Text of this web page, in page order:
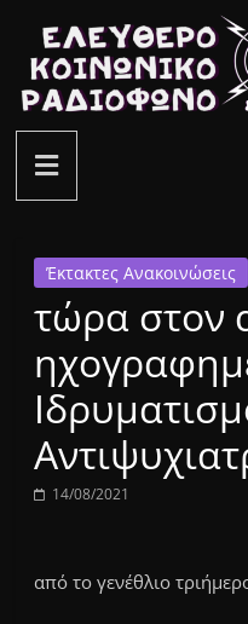
περιεχόμενο
ελεύθερο
κοινωνικό
1431AM
Έκτακτες Ανακοινώσεις
τώρα στον
14/08/2021
από το γενέθλιο